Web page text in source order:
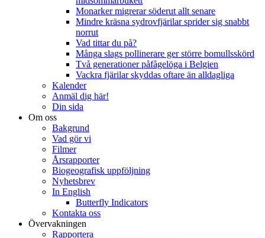
Monarker migrerar söderut allt senare
Mindre kräsna sydrovfjärilar sprider sig snabbt
norrut
Vad tittar du på?
Många slags pollinerare ger större bomullsskörd
Två generationer påfågelöga i Belgien
Vackra fjärilar skyddas oftare än alldagliga
Kalender
Anmäl dig här!
Din sida
Om oss
Bakgrund
Vad gör vi
Filmer
Årsrapporter
Biogeografisk uppföljning
Nyhetsbrev
In English
Butterfly Indicators
Kontakta oss
Övervakningen
Rapportera